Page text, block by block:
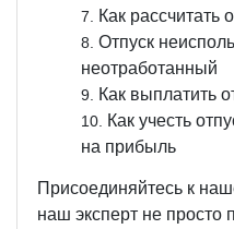
Как рассчитать
Отпуск
неотработанный
Как выплатить
Как учесть
на прибыль
Присоединяйтесь к
наш эксперт не просто